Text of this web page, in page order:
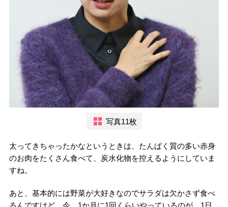
写真11枚
太ってきちゃったかなというときは、たんぱく質の多い赤身
のお肉をたくさん食べて、炭水化物を控えるようにしていま
すね。
あと、基本的には野菜が大好きなのでサラダは欠かさず食べ